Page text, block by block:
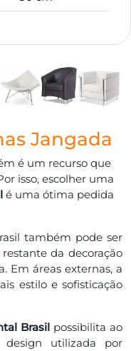
Jangada
é um recurso que
isso, escolher uma
é uma ótima pedida
também pode ser
da decoração
Em áreas externas, a
estilo e sofisticação
Brasil possibilita ao
utilizada por